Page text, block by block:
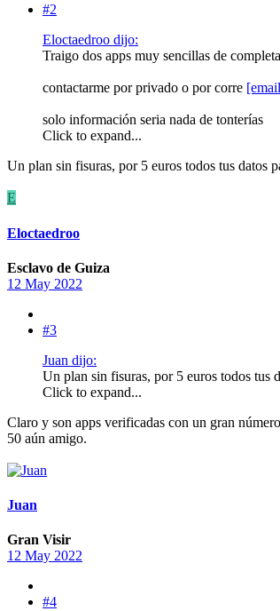
#2
Eloctaedroo dijo:
Traigo dos apps muy sencillas de
contactarme por privado o por corre
solo información seria nada de tonterías
Click to expand...
Un plan sin fisuras, por 5 euros todos tus datos
E
Eloctaedroo
Esclavo de Guiza
12 May 2022
#3
Juan dijo:
Un plan sin fisuras, por 5 euros todos tus
Click to expand...
Claro y son apps verificadas con un gran
50 aún amigo.
Juan
Gran Visir
12 May 2022
#4